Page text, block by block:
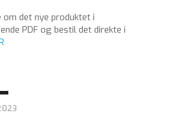
om det nye produktet i
PDF og bestil det direkte i